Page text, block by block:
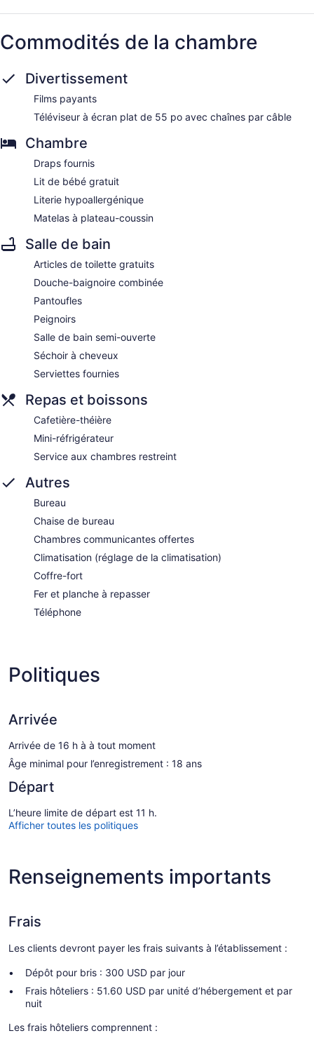
Commodités de la chambre
Divertissement
Films payants
Téléviseur à écran plat de 55 po avec chaînes par câble
Chambre
Draps fournis
Lit de bébé gratuit
Literie hypoallergénique
Matelas à plateau-coussin
Salle de bain
Articles de toilette gratuits
Douche-baignoire combinée
Pantoufles
Peignoirs
Salle de bain semi-ouverte
Séchoir à cheveux
Serviettes fournies
Repas et boissons
Cafetière-théière
Mini-réfrigérateur
Service aux chambres restreint
Autres
Bureau
Chaise de bureau
Chambres communicantes offertes
Climatisation (réglage de la climatisation)
Coffre-fort
Fer et planche à repasser
Téléphone
Politiques
Arrivée
Arrivée de 16 h à à tout moment
Âge minimal pour l’enregistrement : 18 ans
Départ
L’heure limite de départ est 11 h.
Afficher toutes les politiques
Renseignements importants
Frais
Les clients devront payer les frais suivants à l’établissement :
Dépôt pour bris : 300 USD par jour
Frais hôteliers : 51.60 USD par unité d’hébergement et par
nuit
Les frais hôteliers comprennent :